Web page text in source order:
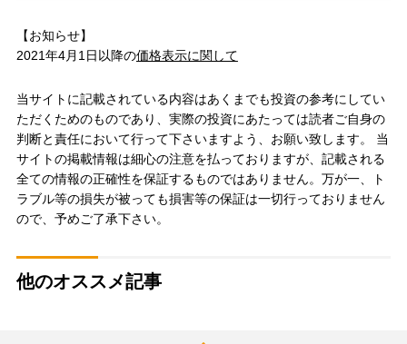
【お知らせ】
2021年4月1日以降の価格表示に関して
当サイトに記載されている内容はあくまでも投資の参考にしてい
ただくためのものであり、実際の投資にあたっては読者ご自身の
判断と責任において行って下さいますよう、お願い致します。 当
サイトの掲載情報は細心の注意を払っておりますが、記載される
全ての情報の正確性を保証するものではありません。万が一、ト
ラブル等の損失が被っても損害等の保証は一切行っておりません
ので、予めご了承下さい。
他のオススメ記事